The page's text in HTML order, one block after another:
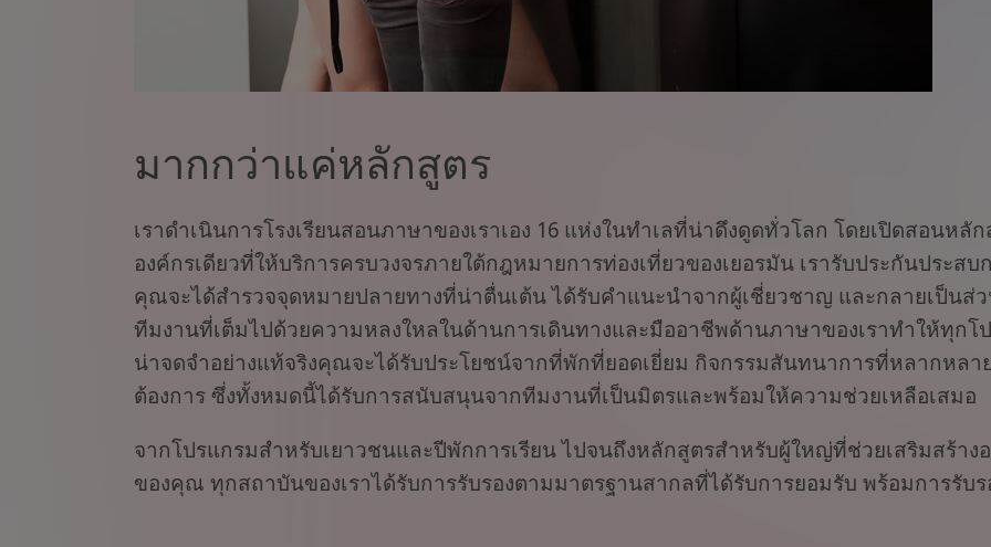
มากกว่าแค่หลักสูตร
เราดำเนินการโรงเรียนสอนภาษาของเราเอง 16 แห่งในทำเลที่น่าดึงดูดทั่วโลก โดยเปิดสอนห
องค์กรเดียวที่ให้บริการครบวงจรภายใต้กฎหมายการท่องเที่ยวของเยอรมัน เรารับประกันประส
คุณจะได้สำรวจจุดหมายปลายทางที่น่าตื่นเต้น ได้รับคำแนะนำจากผู้เชี่ยวชาญ และกลายเป็น
ทีมงานที่เต็มไปด้วยความหลงใหลในด้านการเดินทางและมืออาชีพด้านภาษาของเราทำให้ทุกโ
น่าจดจำอย่างแท้จริงคุณจะได้รับประโยชน์จากที่พักที่ยอดเยี่ยม กิจกรรมสันทนาการที่หลากหลา
ต้องการ ซึ่งทั้งหมดนี้ได้รับการสนับสนุนจากทีมงานที่เป็นมิตรและพร้อมให้ความช่วยเหลือเสมอ
จากโปรแกรมสำหรับเยาวชนและปีพักการเรียน ไปจนถึงหลักสูตรสำหรับผู้ใหญ่ที่ช่วยเสริมสร้า
ของคุณ ทุกสถาบันของเราได้รับการรับรองตามมาตรฐานสากลที่ได้รับการยอมรับ พร้อมการรับ